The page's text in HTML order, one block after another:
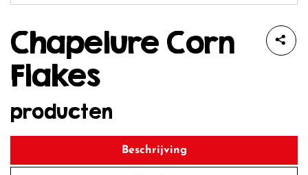
Chapelure Corn
Flakes
producten
Beschrijving